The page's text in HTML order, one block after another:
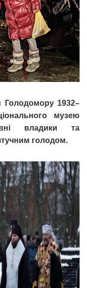
Голодомору 1932–
музею
владики та
голодом.